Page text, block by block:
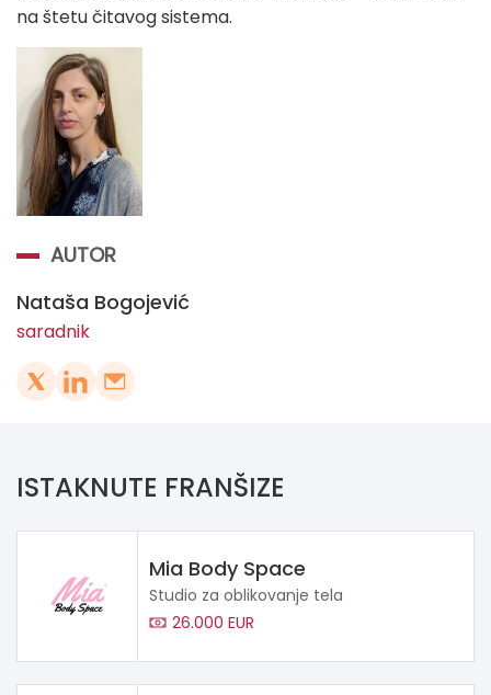
na štetu čitavog sistema.
AUTOR
Nataša Bogojević
saradnik
ISTAKNUTE FRANŠIZE
Mia Body Space
Studio za oblikovanje tela
26.000 EUR